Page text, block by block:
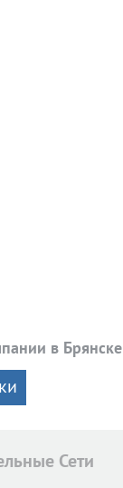
в Брянске
Сети